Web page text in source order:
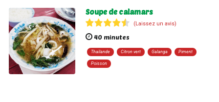
Soupe de calamars
(Laissez un avis)
40 minutes
Thaïlande Citron vert Galanga Piment
Poisson